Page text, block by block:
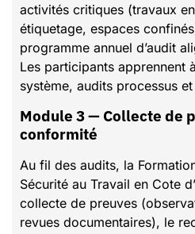
activités critiques (travaux
étiquetage, espaces
programme annuel d’audit
Les participants apprennent
système, audits processus
Module 3 — Collecte de preuves et
conformité
Au fil des audits, la
Sécurité au Travail en Cote
collecte de preuves
revues documentaires), le